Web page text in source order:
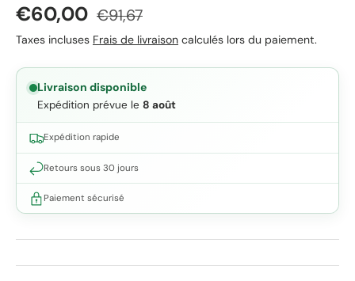
Prix soldé
€60,00 Prix habituel
€91,67
Taxes incluses Frais de livraison calculés lors du paiement.
Livraison disponible
Expédition prévue le 8 août
Expédition rapide
Retours sous 30 jours
Paiement sécurisé